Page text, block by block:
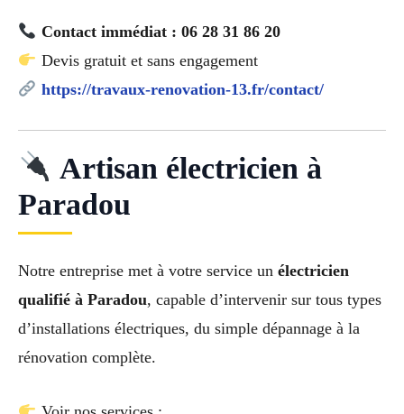
Contact immédiat : 06 28 31 86 20
Devis gratuit et sans engagement
https://travaux-renovation-13.fr/contact/
Artisan électricien à
Paradou
Notre entreprise met à votre service un électricien
qualifié à Paradou, capable d’intervenir sur tous types
d’installations électriques, du simple dépannage à la
rénovation complète.